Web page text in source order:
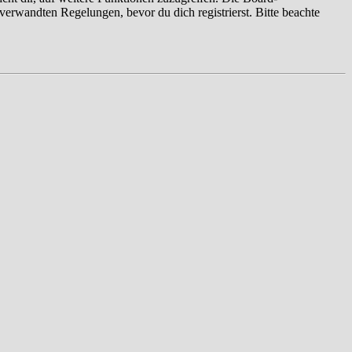
Regelungen, bevor du dich registrierst. Bitte beachte